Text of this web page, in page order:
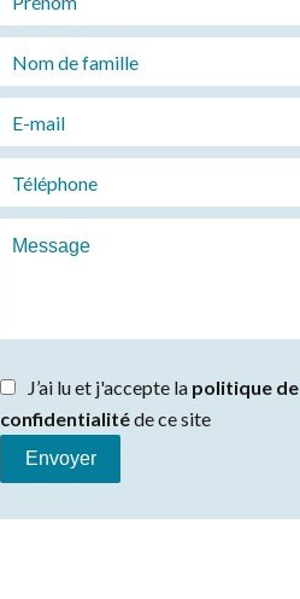
J’ai lu et j'accepte la politique de
confidentialitéde ce site
Envoyer